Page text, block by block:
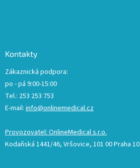
Kontakty
Zákaznická podpora:
po - pá 9:00-15:00
Tel.: 253 253 753
E-mail: info@onlinemedical.cz
Provozovatel: OnlineMedical s.r.o.
Kodaňská 1441/46, Vršovice, 101 00 Praha 10